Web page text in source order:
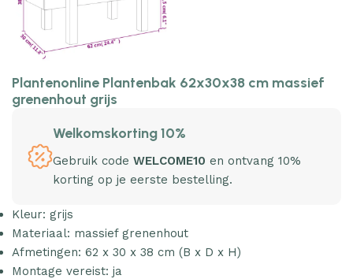
Plantenonline Plantenbak 62x30x38 cm massief
grenenhout grijs
Welkomskorting 10%
Gebruik code WELCOME10 en ontvang 10%
korting op je eerste bestelling.
Kleur: grijs
Materiaal: massief grenenhout
Afmetingen: 62 x 30 x 38 cm (B x D x H)
Montage vereist: ja